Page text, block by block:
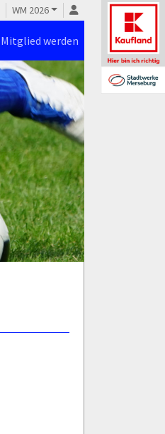
WM 2026
Mitglied werden